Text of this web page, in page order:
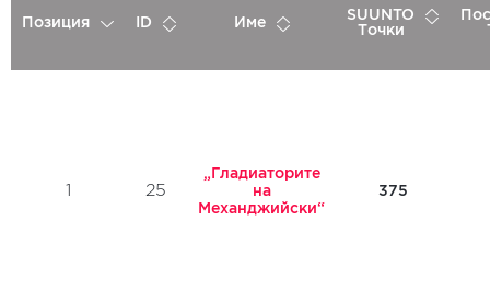
Позиция ID Име
SUUNTO
Точки
1 25
„Гладиаторите
на
Механджийски“
375